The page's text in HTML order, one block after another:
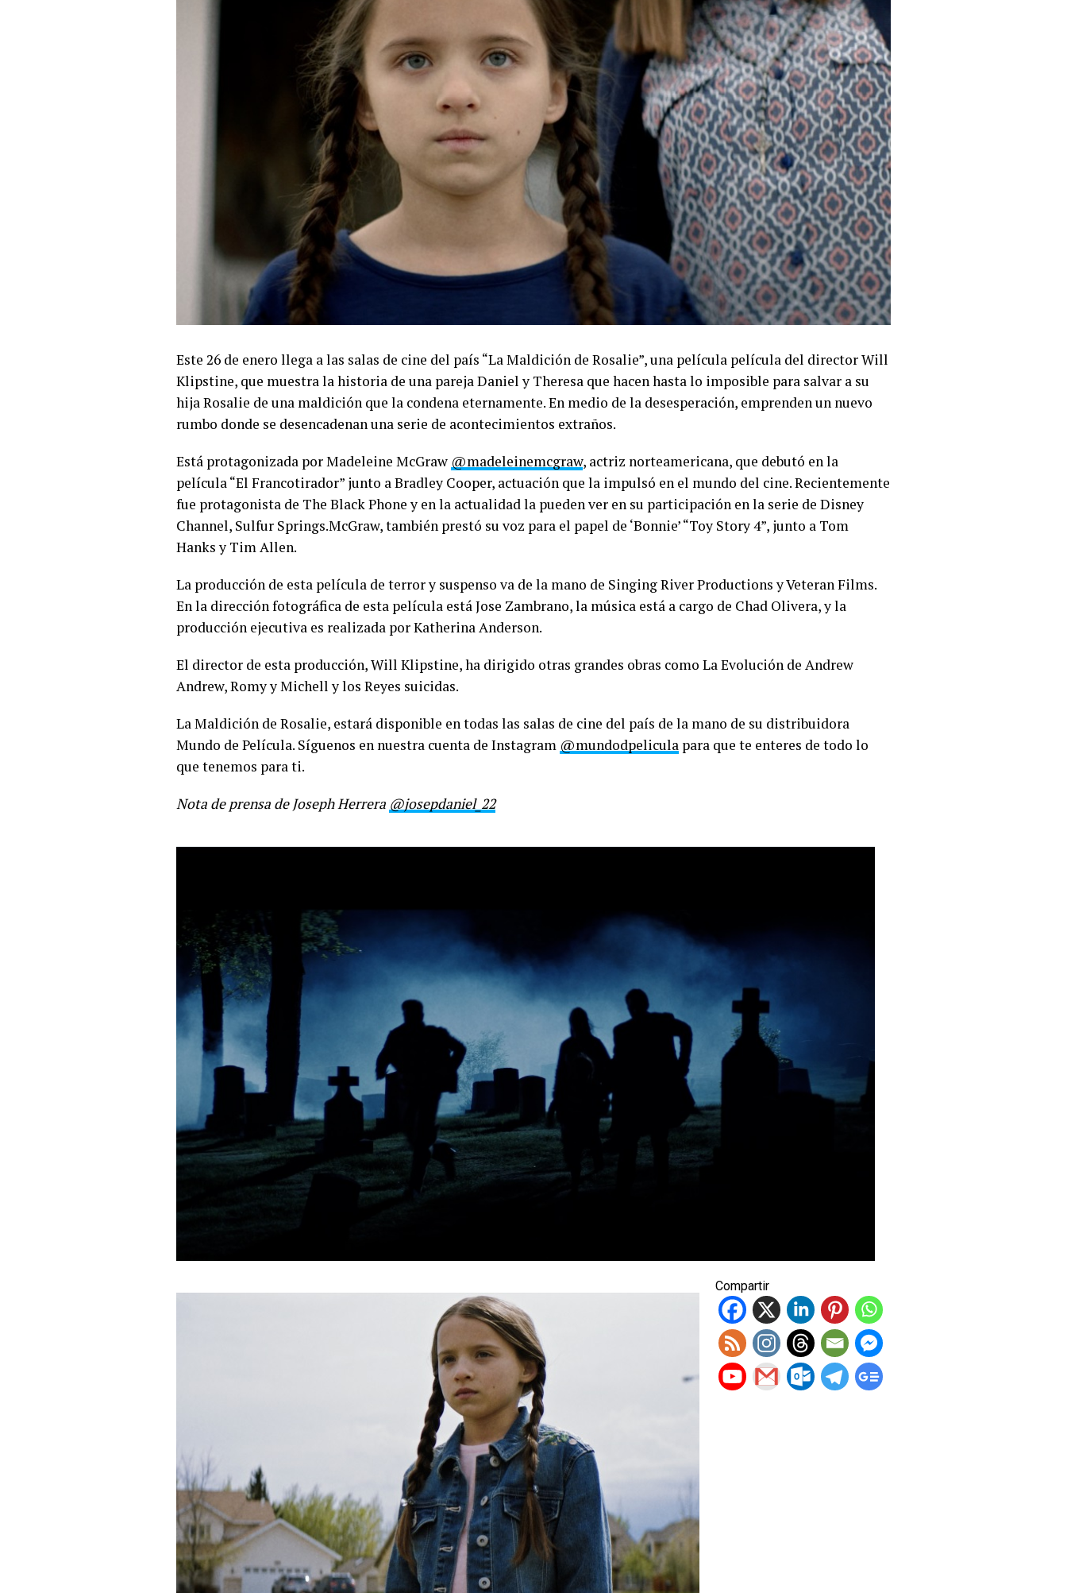
Este 26 de enero llega a las salas de cine del país “La Maldición de Rosalie”, una película película del director Will
Klipstine, que muestra la historia de una pareja Daniel y Theresa que hacen hasta lo imposible para salvar a su
hija Rosalie de una maldición que la condena eternamente. En medio de la desesperación, emprenden un nuevo
rumbo donde se desencadenan una serie de acontecimientos extraños.
Está protagonizada por Madeleine McGraw @madeleinemcgraw, actriz norteamericana, que debutó en la
película “El Francotirador” junto a Bradley Cooper, actuación que la impulsó en el mundo del cine. Recientemente
fue protagonista de The Black Phone y en la actualidad la pueden ver en su participación en la serie de Disney
Channel, Sulfur Springs.McGraw, también prestó su voz para el papel de ‘Bonnie’ “Toy Story 4”, junto a Tom
Hanks y Tim Allen.
La producción de esta película de terror y suspenso va de la mano de Singing River Productions y Veteran Films.
En la dirección fotográfica de esta película está Jose Zambrano, la música está a cargo de Chad Olivera, y la
producción ejecutiva es realizada por Katherina Anderson.
El director de esta producción, Will Klipstine, ha dirigido otras grandes obras como La Evolución de Andrew
Andrew, Romy y Michell y los Reyes suicidas.
La Maldición de Rosalie, estará disponible en todas las salas de cine del país de la mano de su distribuidora
Mundo de Película. Síguenos en nuestra cuenta de Instagram @mundodpelicula para que te enteres de todo lo
que tenemos para ti.
Nota de prensa de Joseph Herrera @josepdaniel_22
Compartir